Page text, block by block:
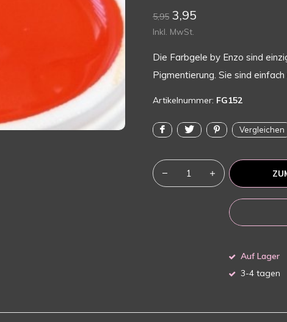
5,95 3,95
Inkl. MwSt.
Die Farbgele by Enzo sind
Pigmentierung. Sie sind
Artikelnummer: FG152
Vergleichen
Auf Lager
3-4 tagen